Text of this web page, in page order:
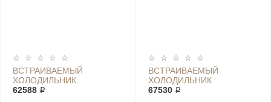
ВСТРАИВАЕМЫЙ
ХОЛОДИЛЬНИК
ELECTROLUX ERC 3215
62588 ₽
ВСТРАИВАЕМЫЙ
ХОЛОДИЛЬНИК
ELECTROLUX ERF 3869
67530 ₽